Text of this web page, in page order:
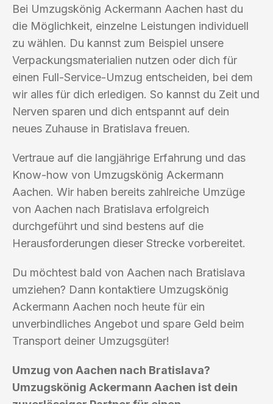
Bei Umzugskönig Ackermann Aachen hast du
die Möglichkeit, einzelne Leistungen individuell
zu wählen. Du kannst zum Beispiel unsere
Verpackungsmaterialien nutzen oder dich für
einen Full-Service-Umzug entscheiden, bei dem
wir alles für dich erledigen. So kannst du Zeit und
Nerven sparen und dich entspannt auf dein
neues Zuhause in Bratislava freuen.
Vertraue auf die langjährige Erfahrung und das
Know-how von Umzugskönig Ackermann
Aachen. Wir haben bereits zahlreiche Umzüge
von Aachen nach Bratislava erfolgreich
durchgeführt und sind bestens auf die
Herausforderungen dieser Strecke vorbereitet.
Du möchtest bald von Aachen nach Bratislava
umziehen? Dann kontaktiere Umzugskönig
Ackermann Aachen noch heute für ein
unverbindliches Angebot und spare Geld beim
Transport deiner Umzugsgüter!
Umzug von Aachen nach Bratislava?
Umzugskönig Ackermann Aachen ist dein